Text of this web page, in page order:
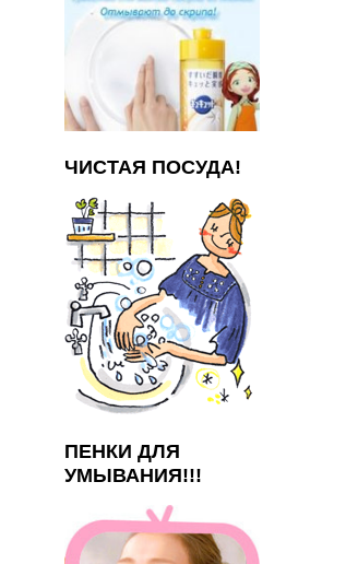
ЧИСТАЯ ПОСУДА!
ПЕНКИ ДЛЯ
УМЫВАНИЯ!!!